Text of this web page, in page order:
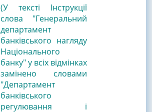
(У тексті Інструкції
слова "Генеральний
департамент
банківського нагляду
Національного
банку" у всіх відмінках
замінено словами
"Департамент
банківського
регулювання і